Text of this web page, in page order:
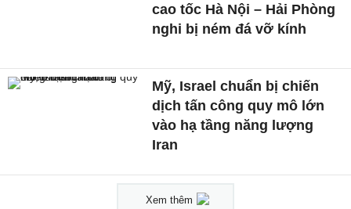
cao tốc Hà Nội – Hải Phòng
nghi bị ném đá vỡ kính
Mỹ, Israel chuẩn bị chiến
dịch tấn công quy mô lớn
vào hạ tầng năng lượng
Iran
Xem thêm